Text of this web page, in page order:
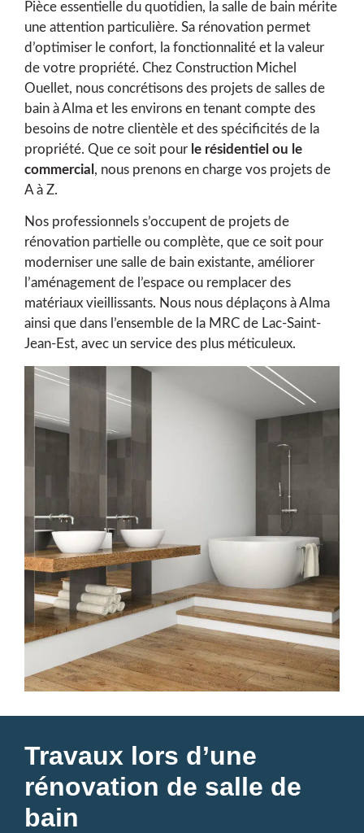
Pièce essentielle du quotidien, la salle de bain mérite
une attention particulière. Sa rénovation permet
d’optimiser le confort, la fonctionnalité et la valeur
de votre propriété. Chez Construction Michel
Ouellet, nous concrétisons des projets de salles de
bain à Alma et les environs en tenant compte des
besoins de notre clientèle et des spécificités de la
propriété. Que ce soit pour le résidentiel ou le
commercial , nous prenons en charge vos projets de
A à Z.
Nos professionnels s’occupent de projets de
rénovation partielle ou complète, que ce soit pour
moderniser une salle de bain existante, améliorer
l’aménagement de l’espace ou remplacer des
matériaux vieillissants. Nous nous déplaçons à Alma
ainsi que dans l’ensemble de la MRC de Lac-Saint-
Jean-Est, avec un service des plus méticuleux.
Travaux lors d’une
rénovation de salle de
bain